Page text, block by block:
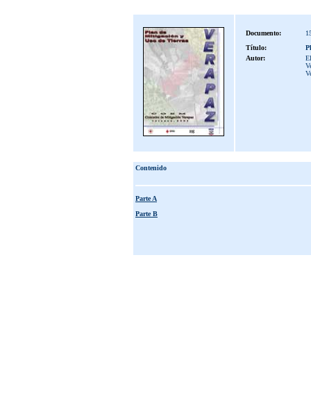
Documento:
Título:
Autor:
Contenido
Parte A
Parte B